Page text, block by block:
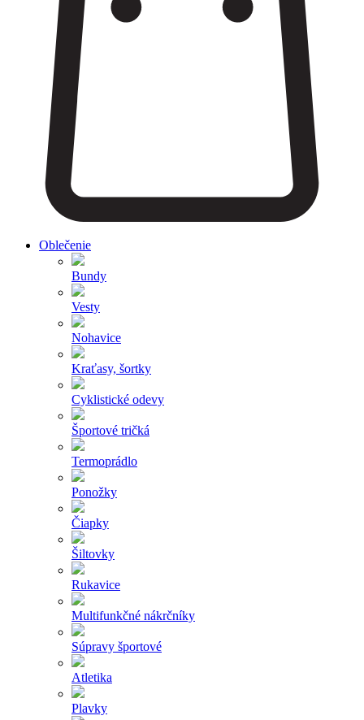
Oblečenie
Bundy
Vesty
Nohavice
Kraťasy, šortky
Cyklistické odevy
Športové tričká
Termoprádlo
Ponožky
Čiapky
Šiltovky
Rukavice
Multifunkčné nákrčníky
Súpravy športové
Atletika
Plavky